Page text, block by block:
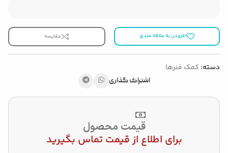
افزودن به علاقه مندی مقایسه
دسته: کمک فنرها
اشتراک گذاری
قیمت محصول
برای اطلاع از قیمت تماس بگیرید